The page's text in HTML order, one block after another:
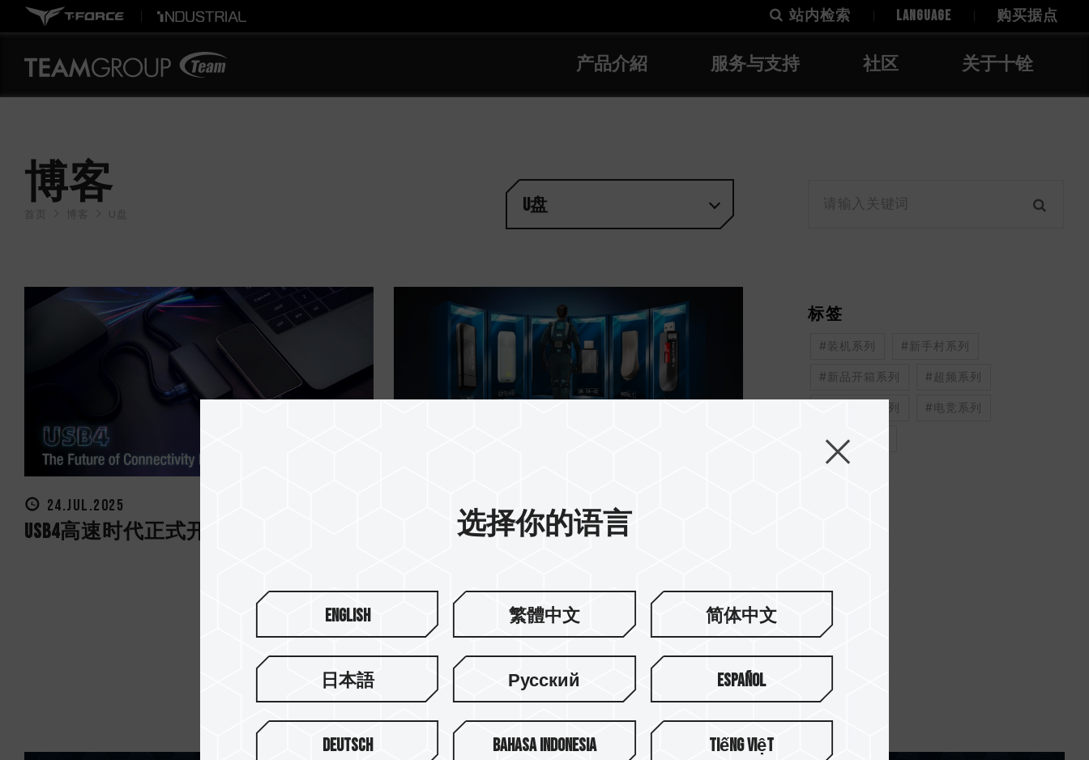
站内检索 LANGUAGE 购买据点
产品介紹 服务与支持 社区 关于十铨
博客
首页 博客 U盘 U盘
24.JUL.2025
USB4高速时代正式开启
30.OCT.2024
U盤有选择困难症?選購的关键重点要
标签
#装机系列 #新手村系列
#新品开箱系列 #超频系列
#效能评估系列 #电竞系列
#创作者系列
选择你的语言
English 繁體中文 简体中文
日本語 Русский Español
Deutsch Bahasa Indonesia Tiếng Việt